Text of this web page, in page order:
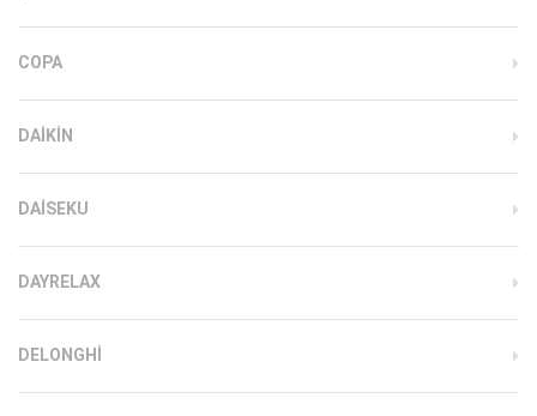
COPA
DAIKIN
DAISEKU
DAYRELAX
DELONGHI